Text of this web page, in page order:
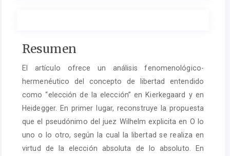
Contenido
del
artículo
principal
Resumen
El artículo ofrece un análisis fenomenológico-
hermenéutico del concepto de libertad entendido
como “elección de la elección” en Kierkegaard y en
Heidegger. En primer lugar, reconstruye la propuesta
que el pseudónimo del juez Wilhelm explicita en O lo
uno o lo otro, según la cual la libertad se realiza en
virtud de la elección absoluta de lo absoluto. En